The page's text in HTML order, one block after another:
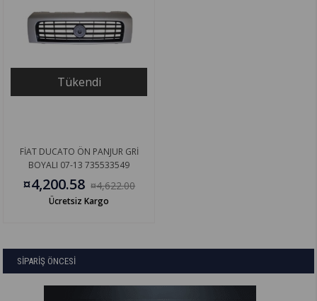
Tükendi
FİAT DUCATO ÖN PANJUR GRİ
BOYALI 07-13 735533549
¤4,200.58 ¤4,622.00
Ücretsiz Kargo
SİPARİŞ ÖNCESİ